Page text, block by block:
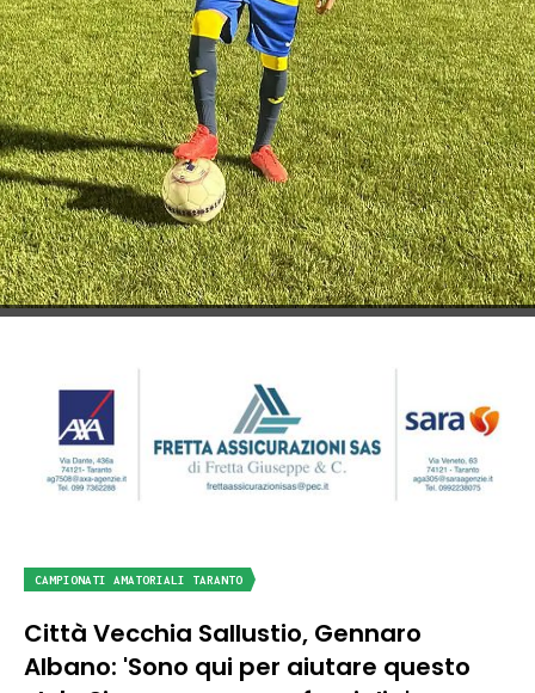
CAMPIONATI AMATORIALI TARANTO
Città Vecchia Sallustio, Gennaro
Albano: 'Sono qui per aiutare questo